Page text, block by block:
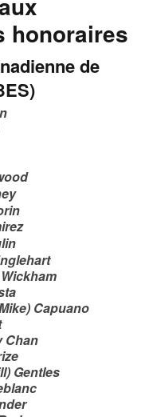
honoraires
de
Capuano
Chan
Gentles